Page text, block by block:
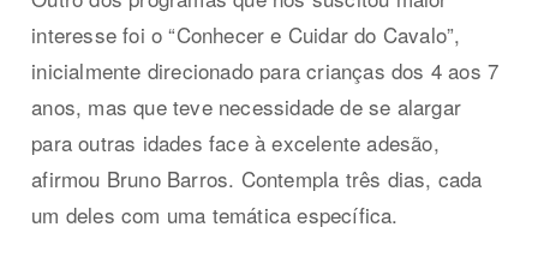
interesse foi o “Conhecer e Cuidar do Cavalo”,
inicialmente direcionado para crianças dos 4 aos 7
anos, mas que teve necessidade de se alargar
para outras idades face à excelente adesão,
afirmou Bruno Barros. Contempla três dias, cada
um deles com uma temática específica.